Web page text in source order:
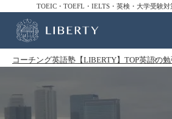
TOEIC・TOEFL・IELTS・英検・大学受験
コーチング英語塾【LIBERTY】TOP英語の